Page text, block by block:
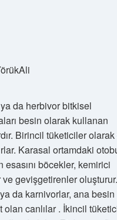
da herbivor bitkisel
besin olarak kullanan
Birincil tüketiciler
Karasal ortamdaki
esasını böcekler, kemirici
gevişgetirenler oluşturur.
da karnivorlar, ana besin
olan canlılar . İkincil